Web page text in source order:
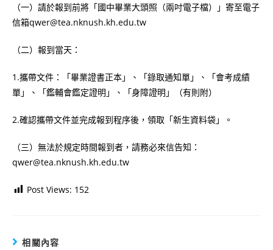
（一）請於報到前將「國中畢業大頭照（兩吋電子檔）」寄至電子
信箱qwer@tea.nknush.kh.edu.tw
（二）報到當天：
1.攜帶文件：「畢業證書正本」、「錄取通知單」、「會考成績
單」、「鑑輔會鑑定證明」、「身障證明」（有則附）
2.確認攜帶文件並完成報到程序後，領取「新生資料袋」。
（三）無法於規定時間報到者，請務必來信告知：
qwer@tea.nknush.kh.edu.tw
Post Views: 152
相關內容